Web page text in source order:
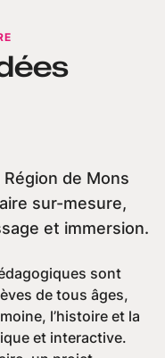
de Mons
sur-mesure,
et immersion.
sont
de tous âges,
l’histoire et la
et interactive.